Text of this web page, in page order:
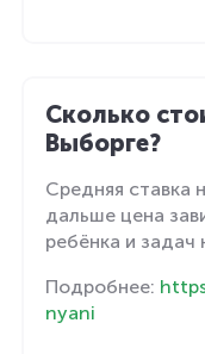
Сколько
Выборге?
Средняя ставка
дальше цена
ребёнка и задач
Подробнее:
nyani